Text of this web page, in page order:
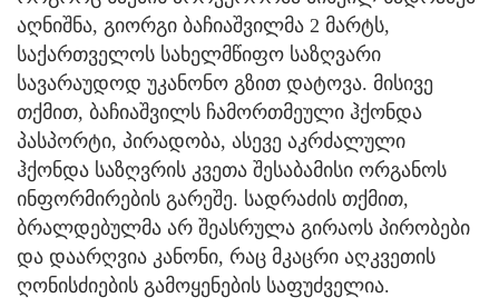
აღნიშნა, გიორგი ბაჩიაშვილმა 2 მარტს,
საქართველოს სახელმწიფო საზღვარი
სავარაუდოდ უკანონო გზით დატოვა. მისივე
თქმით, ბაჩიაშვილს ჩამორთმეული ჰქონდა
პასპორტი, პირადობა, ასევე აკრძალული
ჰქონდა საზღვრის კვეთა შესაბამისი ორგანოს
ინფორმირების გარეშე. სადრაძის თქმით,
ბრალდებულმა არ შეასრულა გირაოს პირობები
და დაარღვია კანონი, რაც მკაცრი აღკვეთის
ღონისძიების გამოყენების საფუძველია.